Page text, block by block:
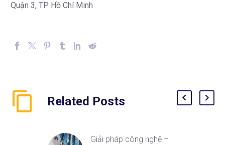
Quận 3, TP. Hồ Chí Minh
Related Posts
Giải pháp công nghệ –